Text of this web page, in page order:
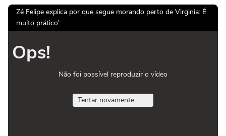
Zé Felipe explica por que segue morando perto de Virginia: É
muito prático':
Ops!
Não foi possível reproduzir o vídeo
Tentar novamente